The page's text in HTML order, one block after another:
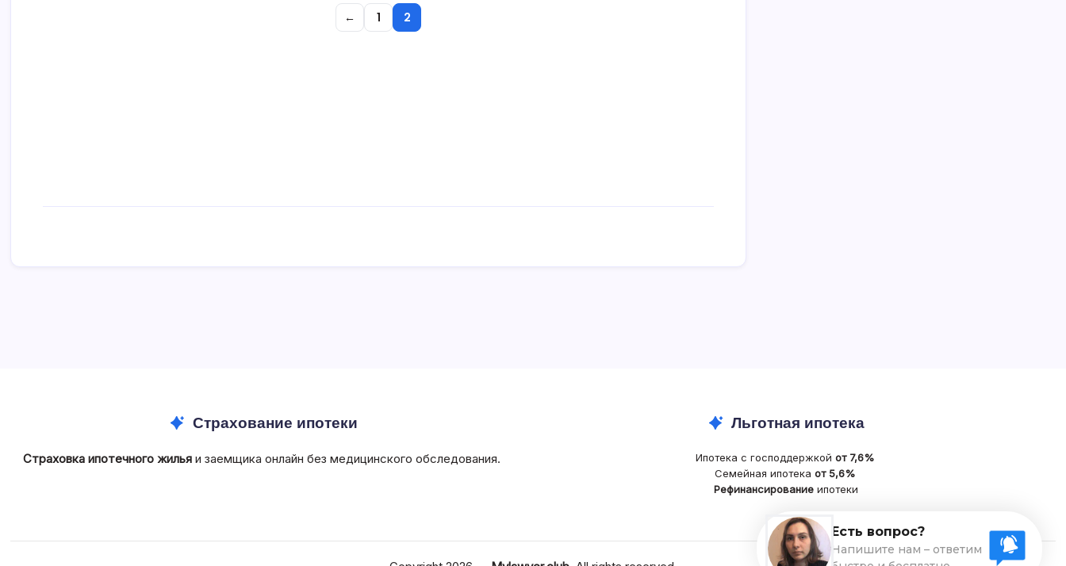
← 1 2
Страхование ипотеки
Страховка ипотечного жилья и заемщика онлайн без медицинского обследования.
Льготная ипотека
Ипотека с господдержкой от 7,6%
Семейная ипотека от 5,6%
Рефинансирование ипотеки